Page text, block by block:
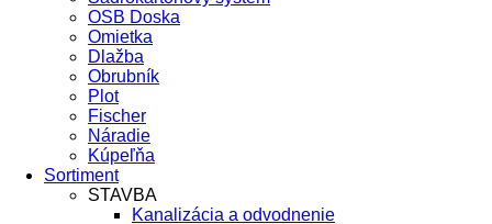
OSB Doska
Omietka
Dlažba
Obrubník
Plot
Fischer
Náradie
Kúpeľňa
Sortiment
STAVBA
Kanalizácia a odvodnenie